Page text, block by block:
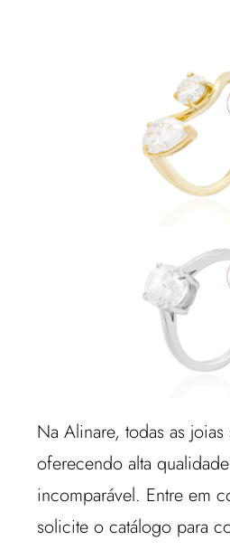
Na Alinare, todas as
oferecendo alta
incomparável. Entre em
solicite o catálogo para